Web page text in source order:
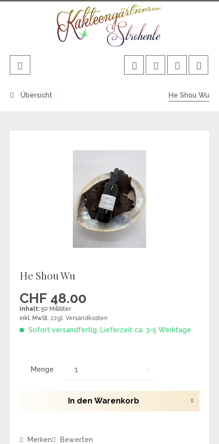
Übersicht He Shou Wu
He Shou Wu
CHF 48.00
Inhalt: 50 Milliliter
inkl. MwSt. zzgl. Versandkosten
Sofort versandfertig, Lieferzeit ca. 3-5 Werktage
Menge
In den Warenkorb
Merken Bewerten